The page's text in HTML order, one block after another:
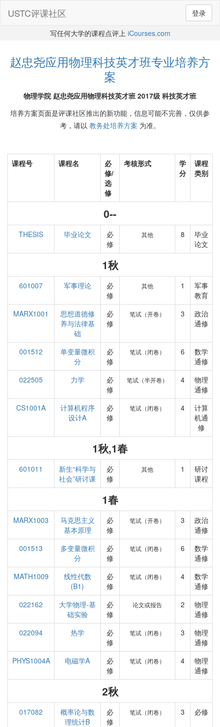
登录
USTC评课社区
写任何大学的课程点评上 iCourses.com
赵忠尧应用物理科技英才班专业培养方
案
物理学院 赵忠尧应用物理科技英才班 2017级 科技英才班
培养方案页面是评课社区推出的新功能，信息可能不完善，仅供参
考，请以 教务处培养方案 为准。
课程号 课程名
必
修/
选
修
考核形式
学
分
课程
类别
0--
THESIS 毕业论文
必
修
其他 8
毕业
论文
1秋
601007 军事理论
必
修
其他 1
军事
教育
MARX1001
思想道德修
养与法律基
础
必
修
笔试（开卷） 3
政治
通修
001512
单变量微积
分
必
修
笔试（闭卷） 6
数学
通修
022505
力学
必
修
笔试（半开卷） 4
物理
通修
CS1001A
计算机程序
设计A
必
修
笔试（闭卷） 4
计算
机通
修
1秋,1春
601011
新生“科学与
社会”研讨课
必
修
其他 1
研讨
课程
1春
MARX1003
马克思主义
基本原理
必
修
笔试（开卷） 3
政治
通修
001513
多变量微积
分
必
修
笔试（闭卷） 6
数学
通修
MATH1009
线性代数
(B1)
必
修
笔试（闭卷） 4
数学
通修
022162
大学物理-基
础实验
必
修
论文或报告 2
物理
通修
022094
热学
必
修
笔试（闭卷） 3
物理
通修
PHYS1004A
电磁学A
必
修
笔试（闭卷） 4
物理
通修
2秋
017082
概率论与数
理统计B
必
修
笔试（闭卷） 3 必修